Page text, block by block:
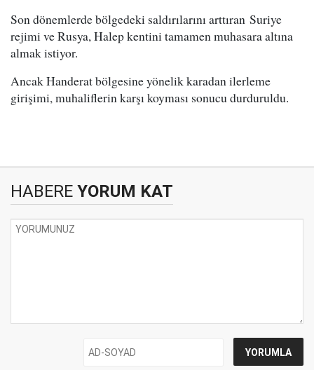
Son dönemlerde bölgedeki saldırılarını arttıran Suriye
rejimi ve Rusya, Halep kentini tamamen muhasara altına
almak istiyor.
Ancak Handerat bölgesine yönelik karadan ilerleme
girişimi, muhaliflerin karşı koyması sonucu durduruldu.
HABERE YORUM KAT